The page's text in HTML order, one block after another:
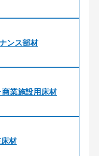
ンス部材
業施設用床材
材